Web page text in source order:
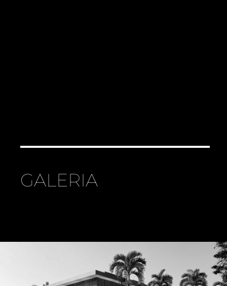
GALERIA